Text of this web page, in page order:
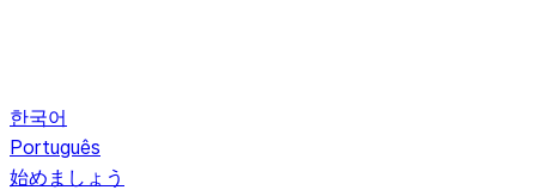
한국어
Português
始めましょう